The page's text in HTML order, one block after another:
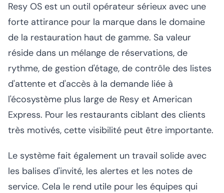
Resy OS est un outil opérateur sérieux avec une
forte attirance pour la marque dans le domaine
de la restauration haut de gamme. Sa valeur
réside dans un mélange de réservations, de
rythme, de gestion d'étage, de contrôle des listes
d'attente et d'accès à la demande liée à
l'écosystème plus large de Resy et American
Express. Pour les restaurants ciblant des clients
très motivés, cette visibilité peut être importante.
Le système fait également un travail solide avec
les balises d'invité, les alertes et les notes de
service. Cela le rend utile pour les équipes qui